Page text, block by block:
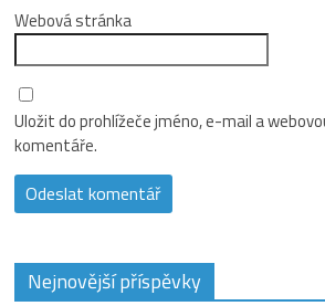
Webová stránka
Uložit do prohlížeče jméno, e-mail a
komentáře.
Nejnovější příspěvky